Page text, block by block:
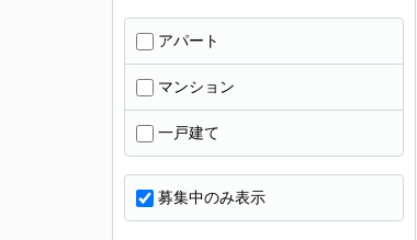
アパート
マンション
一戸建て
募集中のみ表示